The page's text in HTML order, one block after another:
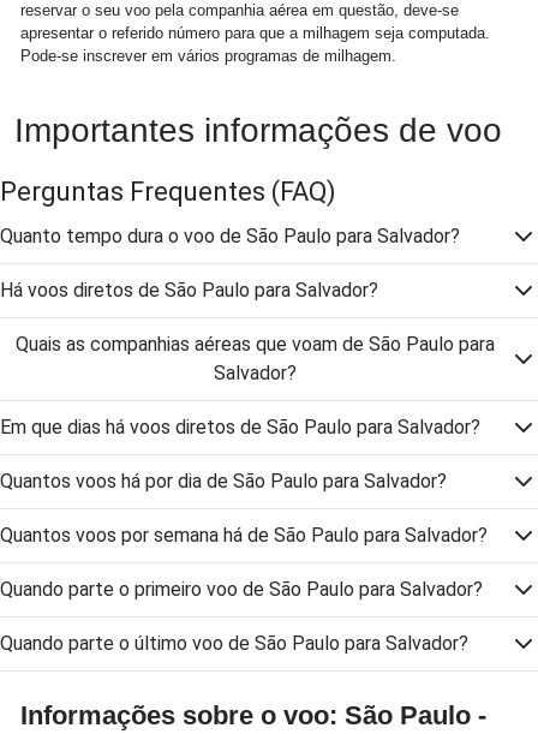
reservar o seu voo pela companhia aérea em questão, deve-se
apresentar o referido número para que a milhagem seja computada.
Pode-se inscrever em vários programas de milhagem.
Importantes informações de voo
Perguntas Frequentes (FAQ)
Quanto tempo dura o voo de São Paulo para Salvador?
Há voos diretos de São Paulo para Salvador?
Quais as companhias aéreas que voam de São Paulo para
Salvador?
Em que dias há voos diretos de São Paulo para Salvador?
Quantos voos há por dia de São Paulo para Salvador?
Quantos voos por semana há de São Paulo para Salvador?
Quando parte o primeiro voo de São Paulo para Salvador?
Quando parte o último voo de São Paulo para Salvador?
Informações sobre o voo: São Paulo -